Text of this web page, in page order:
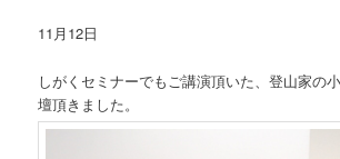
11月12日
しがくセミナーでもご講演頂いた、登山家の
壇頂きました。